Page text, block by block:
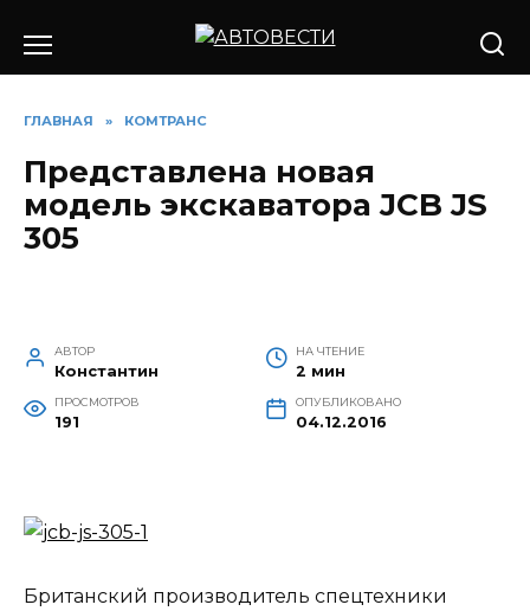
содержанию
ГЛАВНАЯ » КОМТРАНС
Представлена новая
модель экскаватора JCB JS
305
АВТОР
Константин
НА ЧТЕНИЕ
2 мин
ПРОСМОТРОВ
191
ОПУБЛИКОВАНО
04.12.2016
Британский производитель спецтехники